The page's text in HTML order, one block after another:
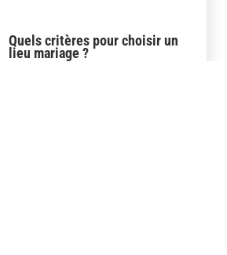
Quels critères pour choisir un
lieu mariage ?